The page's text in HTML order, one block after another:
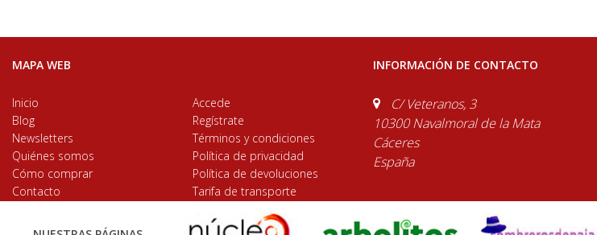
MAPA WEB
Inicio
Blog
Newsletters
Quiénes somos
Cómo comprar
Contacto
Accede
Regístrate
Términos y condiciones
Política de privacidad
Política de devoluciones
Tarifa de transporte
INFORMACIÓN DE CONTACTO
C/ Veteranos, 3
10300 Navalmoral de la Mata
Cáceres
España